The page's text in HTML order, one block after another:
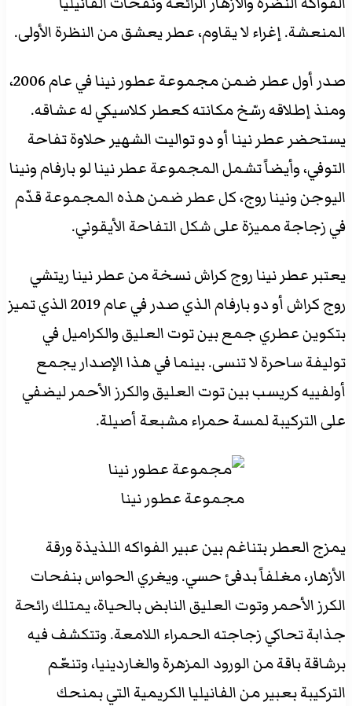
المنعشة. إغراء لا يقاوم، عطر يعشق من النظرة الأولى.
صدر أول عطر ضمن مجموعة عطور نينا في عام 2006،
ومنذ إطلاقه رسّخ مكانته كعطر كلاسيكي له عشاقه.
يستحضر عطر نينا أو دو تواليت الشهير حلاوة تفاحة
التوفي، وأيضاً تشمل المجموعة عطر نينا لو بارفام ونينا
اليوجن ونينا روج، كل عطر ضمن هذه المجموعة قدّم
في زجاجة مميزة على شكل التفاحة الأيقوني.
يعتبر عطر نينا روج كراش نسخة من عطر نينا ريتشي
روج كراش أو دو بارفام الذي صدر في عام 2019 الذي تميز
بتكوين عطري جمع بين توت العليق والكراميل في
توليفة ساحرة لا تنسى. بينما في هذا الإصدار يجمع
أولفييه كريسب بين توت العليق والكرز الأحمر ليضفي
على التركيبة لمسة حمراء مشبعة أصيلة.
مجموعة عطور نينا
يمزج العطر بتناغم بين عبير الفواكه اللذيذة ورقة
الأزهار، مغلفاً بدفئ حسي. ويغري الحواس بنفحات
الكرز الأحمر وتوت العليق النابض بالحياة، يمتلك رائحة
جذابة تحاكي زجاجته الحمراء اللامعة. وتتكشف فيه
برشاقة باقة من الورود المزهرة والغاردينيا، وتنعّم
التركيبة بعبير من الفانيليا الكريمية التي بمنحك